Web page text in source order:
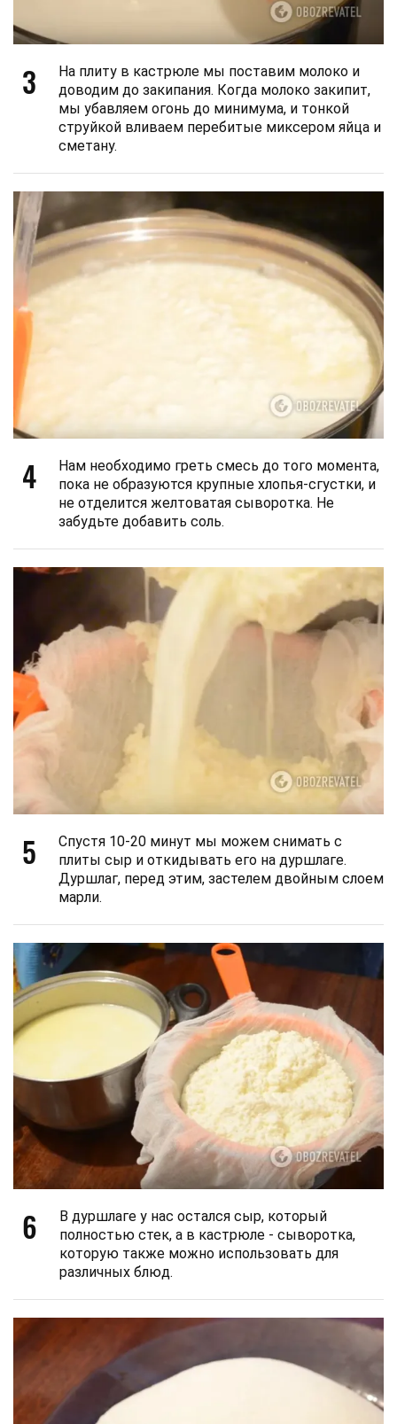
3
На плиту в кастрюле мы поставим молоко и
доводим до закипания. Когда молоко закипит,
мы убавляем огонь до минимума, и тонкой
струйкой вливаем перебитые миксером яйца и
сметану.
4
Нам необходимо греть смесь до того момента,
пока не образуются крупные хлопья-сгустки, и
не отделится желтоватая сыворотка. Не
забудьте добавить соль.
5
Спустя 10-20 минут мы можем снимать с
плиты сыр и откидывать его на дуршлаге.
Дуршлаг, перед этим, застелем двойным слоем
марли.
6
В дуршлаге у нас остался сыр, который
полностью стек, а в кастрюле - сыворотка,
которую также можно использовать для
различных блюд.